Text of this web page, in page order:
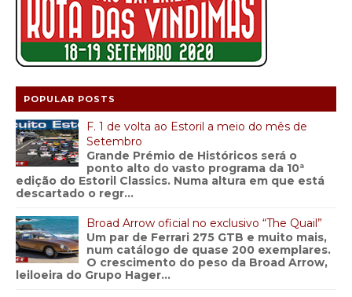
POPULAR POSTS
F. 1 de volta ao Estoril a meio do mês de
Setembro
Grande Prémio de Históricos será o
ponto alto do vasto programa da 10ª
edição do Estoril Classics. Numa altura em que está
descartado o regr...
Broad Arrow oficial no exclusivo “The Quail”
Um par de Ferrari 275 GTB e muito mais,
num catálogo de quase 200 exemplares.
O crescimento do peso da Broad Arrow,
leiloeira do Grupo Hager...